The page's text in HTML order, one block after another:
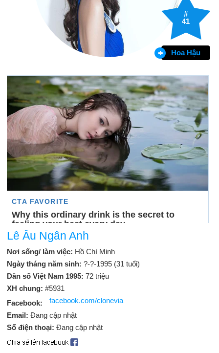
#
41
Hoa Hậu
Lê Âu Ngân Anh
Nơi sống/ làm việc: Hồ Chí Minh
Ngày tháng năm sinh: ?-?-1995 (31 tuổi)
Dân số Việt Nam 1995: 72 triệu
XH chung: #5931
Facebook:
facebook.com/clonevia
Email: Đang cập nhật
Số điện thoại: Đang cập nhật